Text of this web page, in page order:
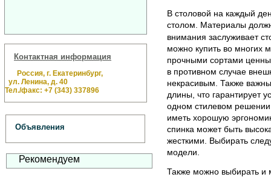
Контактная информация
Россия, г. Екатеринбург,
ул. Ленина, д. 40
Тел./факс: +7 (343) 337896
Объявления
Рекомендуем
В столовой на каждый
столом. Материалы
внимания заслуживает
можно купить во многих
прочными сортами
в противном случае
некрасивым. Также
длины, что гарантирует
одном стилевом
иметь хорошую
спинка может быть
жесткими. Выбирать
модели.
Также можно выбирать и